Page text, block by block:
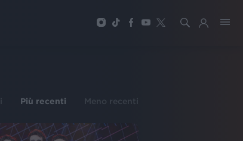
Più recenti Meno recenti